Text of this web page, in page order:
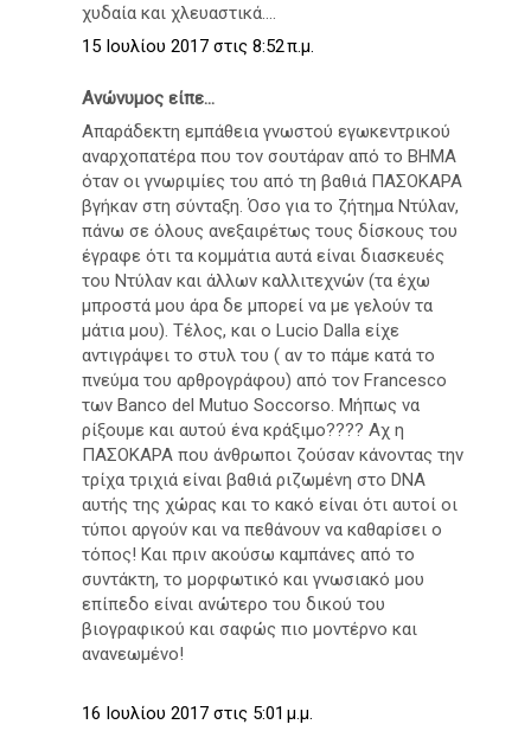
χυδαία και χλευαστικά....
15 Ιουλίου 2017 στις 8:52 π.μ.
Ανώνυμος είπε...
Απαράδεκτη εμπάθεια γνωστού εγωκεντρικού
αναρχοπατέρα που τον σουτάραν από το ΒΗΜΑ
όταν οι γνωριμίες του από τη βαθιά ΠΑΣΟΚΑΡΑ
βγήκαν στη σύνταξη. Όσο για το ζήτημα Ντύλαν,
πάνω σε όλους ανεξαιρέτως τους δίσκους του
έγραφε ότι τα κομμάτια αυτά είναι διασκευές
του Ντύλαν και άλλων καλλιτεχνών (τα έχω
μπροστά μου άρα δε μπορεί να με γελούν τα
μάτια μου). Τέλος, και ο Lucio Dalla είχε
αντιγράψει το στυλ του ( αν το πάμε κατά το
πνεύμα του αρθρογράφου) από τον Francesco
των Banco del Mutuo Soccorso. Μήπως να
ρίξουμε και αυτού ένα κράξιμο???? Αχ η
ΠΑΣΟΚΑΡΑ που άνθρωποι ζούσαν κάνοντας την
τρίχα τριχιά είναι βαθιά ριζωμένη στο DNA
αυτής της χώρας και το κακό είναι ότι αυτοί οι
τύποι αργούν και να πεθάνουν να καθαρίσει ο
τόπος! Και πριν ακούσω καμπάνες από το
συντάκτη, το μορφωτικό και γνωσιακό μου
επίπεδο είναι ανώτερο του δικού του
βιογραφικού και σαφώς πιο μοντέρνο και
ανανεωμένο!
16 Ιουλίου 2017 στις 5:01 μ.μ.